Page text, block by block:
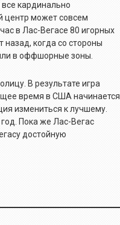
кардинально
центр может совсем
в Лас-Вегасе 80 игорных
когда со стороны
в оффшорные зоны.
В результате игра
время в США начинается
измениться к лучшему.
Пока же Лас-Вегас
достойную